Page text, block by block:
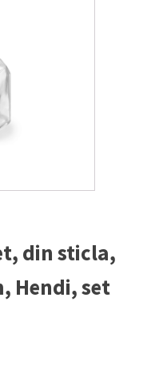
din sticla,
Hendi, set